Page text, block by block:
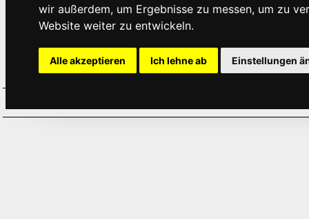
wir außerdem, um Ergebnisse zu messen, um zu
Website weiter zu entwickeln.
Alle akzeptieren Ich lehne ab Einstellungen